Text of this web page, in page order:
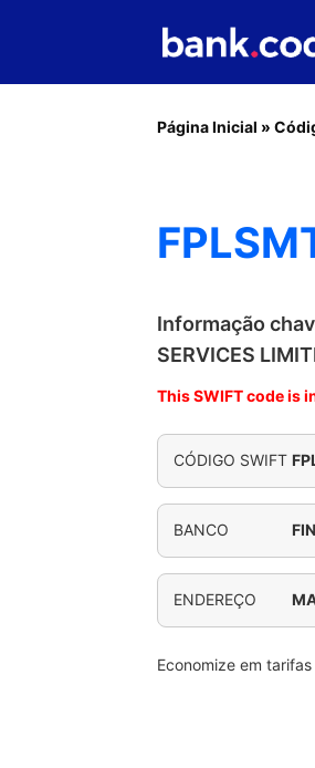
Página Inicial »
Informação
SERVICES
This SWIFT code is
CÓDIGO SWIFT
BANCO
ENDEREÇO
Economize em